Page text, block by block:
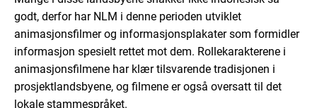
godt, derfor har NLM i denne perioden utviklet
animasjonsfilmer og informasjonsplakater som formidler
informasjon spesielt rettet mot dem. Rollekarakterene i
animasjonsfilmene har klær tilsvarende tradisjonen i
prosjektlandsbyene, og filmene er også oversatt til det
lokale stammespråket.